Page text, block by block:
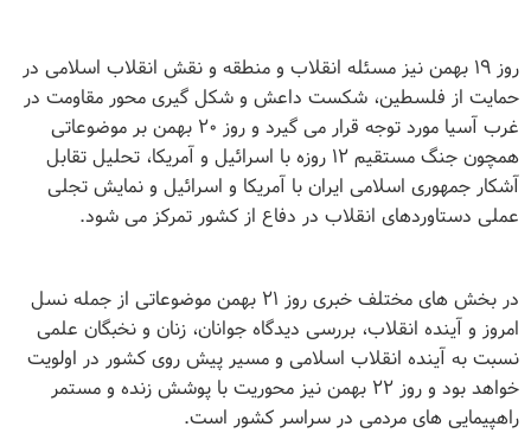
روز ۱۹ بهمن نیز مسئله انقلاب و منطقه و نقش انقلاب اسلامی در
حمایت از فلسطین، شکست داعش و شکل گیری محور مقاومت در
غرب آسیا مورد توجه قرار می گیرد و روز ۲۰ بهمن بر موضوعاتی
همچون جنگ مستقیم ۱۲ روزه با اسرائیل و آمریکا، تحلیل تقابل
آشکار جمهوری اسلامی ایران با آمریکا و اسرائیل و نمایش تجلی
عملی دستاوردهای انقلاب در دفاع از کشور تمرکز می شود.
در بخش های مختلف خبری روز ۲۱ بهمن موضوعاتی از جمله نسل
امروز و آینده انقلاب، بررسی دیدگاه جوانان، زنان و نخبگان علمی
نسبت به آینده انقلاب اسلامی و مسیر پیش روی کشور در اولویت
خواهد بود و روز ۲۲ بهمن نیز محوریت با پوشش زنده و مستمر
راهپیمایی های مردمی در سراسر کشور است.